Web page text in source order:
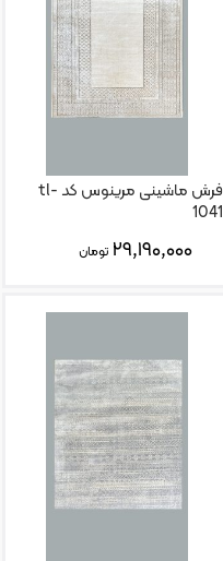
فرش ماشینی مرینوس کد tl-
1041
۲۹,۱۹۰,۰۰۰ تومان